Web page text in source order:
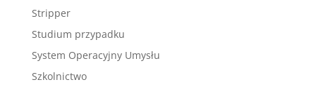
Stripper
Studium przypadku
System Operacyjny Umysłu
Szkolnictwo